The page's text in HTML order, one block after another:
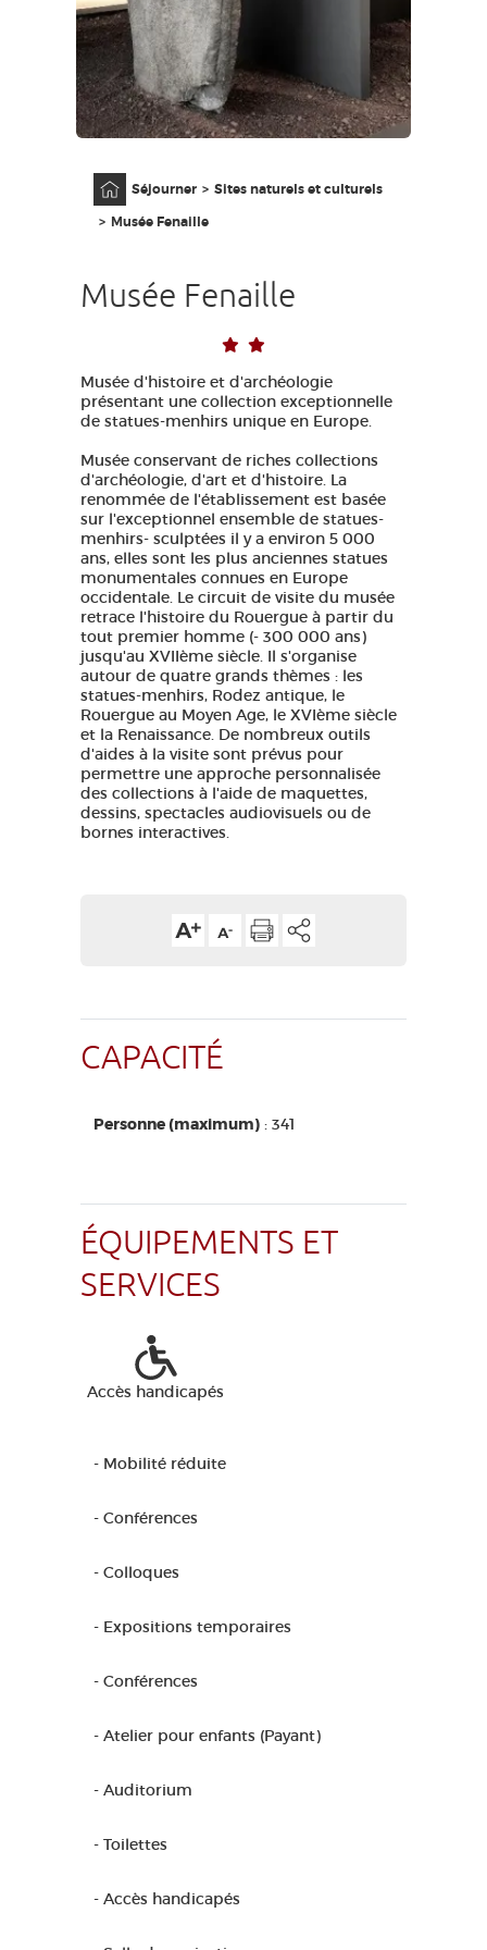
MA SÉLECTION
FR
Séjourner
Sites naturels et culturels
Musée Fenaille
Musée Fenaille
Musée d'histoire et d'archéologie
présentant une collection exceptionnelle
de statues-menhirs unique en Europe.
Musée conservant de riches collections
d'archéologie, d'art et d'histoire. La
renommée de l'établissement est basée
sur l'exceptionnel ensemble de statues-
menhirs- sculptées il y a environ 5 000
ans, elles sont les plus anciennes statues
monumentales connues en Europe
occidentale. Le circuit de visite du musée
retrace l'histoire du Rouergue à partir du
tout premier homme (- 300 000 ans)
jusqu'au XVIIème siècle. Il s'organise
autour de quatre grands thèmes : les
statues-menhirs, Rodez antique, le
Rouergue au Moyen Age, le XVIème siècle
et la Renaissance. De nombreux outils
d'aides à la visite sont prévus pour
permettre une approche personnalisée
des collections à l'aide de maquettes,
dessins, spectacles audiovisuels ou de
bornes interactives.
CAPACITÉ
Personne (maximum) : 341
ÉQUIPEMENTS ET
SERVICES
Accès handicapés
- Mobilité réduite
- Conférences
- Colloques
- Expositions temporaires
- Conférences
- Atelier pour enfants (Payant)
- Auditorium
- Toilettes
- Accès handicapés